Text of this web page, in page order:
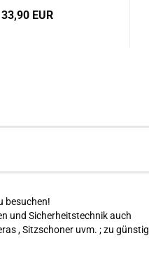
33,90 EUR
besuchen!
und Sicherheitstechnik auch
, Sitzschoner uvm. ; zu